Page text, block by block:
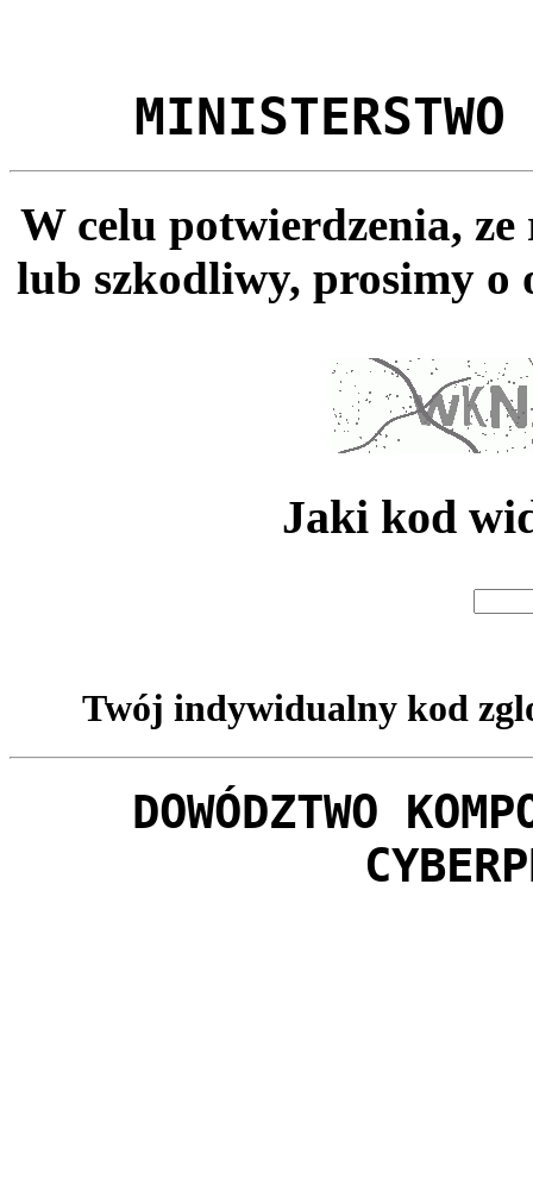
MINISTERSTWO
W celu potwierdzenia,
lub szkodliwy, prosimy o
Jaki kod
Twój indywidualny kod
DOWÓDZTWO